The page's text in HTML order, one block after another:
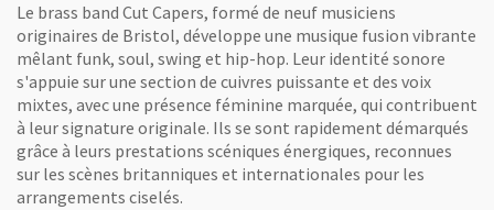
Le brass band Cut Capers, formé de neuf musiciens
originaires de Bristol, développe une musique fusion vibrante
mêlant funk, soul, swing et hip-hop. Leur identité sonore
s'appuie sur une section de cuivres puissante et des voix
mixtes, avec une présence féminine marquée, qui contribuent
à leur signature originale. Ils se sont rapidement démarqués
grâce à leurs prestations scéniques énergiques, reconnues
sur les scènes britanniques et internationales pour les
arrangements ciselés.